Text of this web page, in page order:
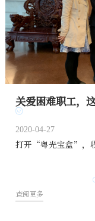
关爱困难职工，
2020-04-27
打开“粤光宝盒”，
查阅更多